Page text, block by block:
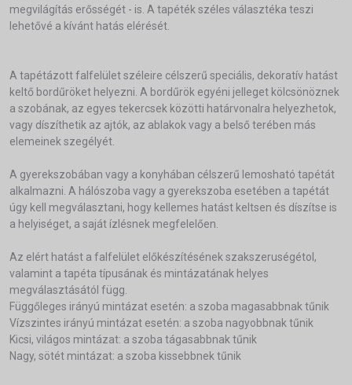
megvilágítás erősségét - is. A tapéték széles választéka teszi
lehetővé a kívánt hatás elérését.
A tapétázott falfelület széleire célszerű speciális, dekoratív hatást
keltő bordűröket helyezni. A bordűrök egyéni jelleget kölcsönöznek
a szobának, az egyes tekercsek közötti határvonalra helyezhetok,
vagy díszíthetik az ajtók, az ablakok vagy a belső terében más
elemeinek szegélyét.
A gyerekszobában vagy a konyhában célszerű lemosható tapétát
alkalmazni. A hálószoba vagy a gyerekszoba esetében a tapétát
úgy kell megválasztani, hogy kellemes hatást keltsen és díszítse is
a helyiséget, a saját ízlésnek megfelelően.
Az elért hatást a falfelület előkészítésének szakszeruségétol,
valamint a tapéta típusának és mintázatának helyes
megválasztásától függ.
Függőleges irányú mintázat esetén: a szoba magasabbnak tűnik
Vízszintes irányú mintázat esetén: a szoba nagyobbnak tűnik
Kicsi, világos mintázat: a szoba tágasabbnak tűnik
Nagy, sötét mintázat: a szoba kissebbnek tűnik